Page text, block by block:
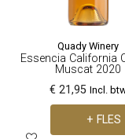
Quady Winery
Essencia California
Muscat 2020
€ 21,95 Incl.
+ FLES